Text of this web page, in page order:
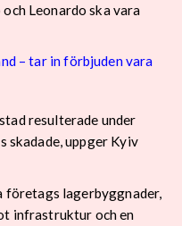
Leonardo ska vara
– tar in förbjuden vara
resulterade under
skadade, uppger Kyiv
företags lagerbyggnader,
infrastruktur och en